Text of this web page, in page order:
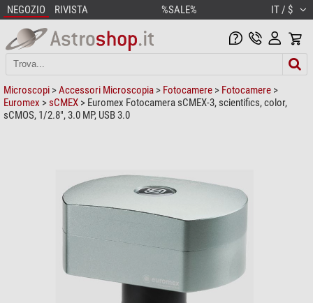
NEGOZIO RIVISTA %SALE% IT / $
Microscopi >Accessori Microscopia > Fotocamere > Fotocamere >
Euromex >sCMEX > Euromex Fotocamera sCMEX-3, scientifics, color,
sCMOS, 1/2.8", 3.0 MP, USB 3.0